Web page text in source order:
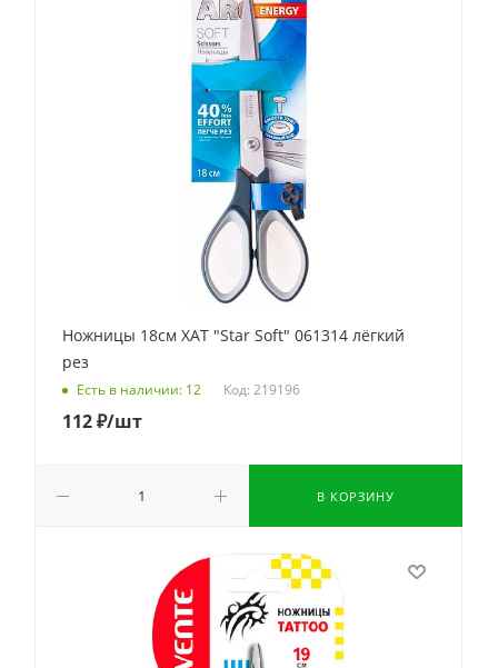
Ножницы 18см ХАТ "Star Soft" 061314 лёгкий
рез
Есть в наличии: 12 Код: 219196
112₽/шт
В КОРЗИНУ